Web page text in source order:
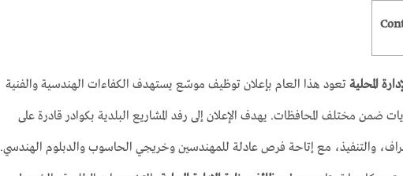
المحليةتعود هذا العام بإعلان توظيف موسّع يستهدف الكفاءات الهندسية والفنية
ضمن مختلف المحافظات. يهدف الإعلان إلى رفد المشاريع البلدية بكوادر قادرة على
والتنفيذ، مع إتاحة فرص عادلة للمهندسين وخريجي الحاسوب والدبلوم الهندسي.